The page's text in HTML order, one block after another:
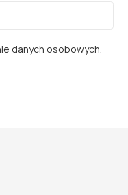
danych osobowych.